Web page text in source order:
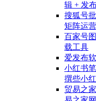
辑 + 发
搜狐号
矩阵运
百家号
载工具
爱发布
小红书
撰些小
贸易之